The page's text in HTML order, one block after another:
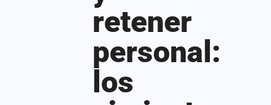
retener
personal:
los